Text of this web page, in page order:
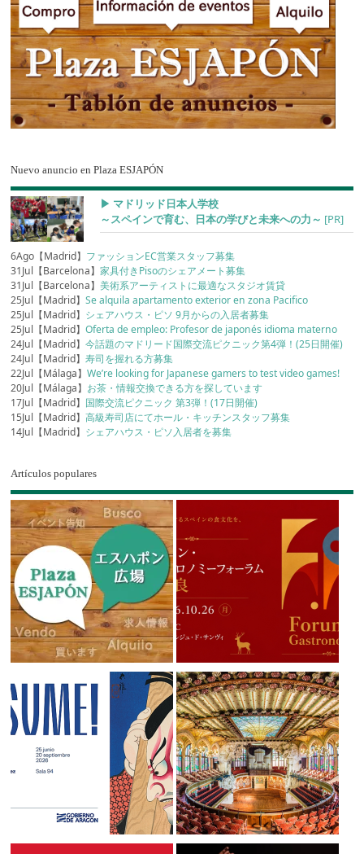
Nuevo anuncio en Plaza ESJAPÓN
▶︎ マドリッド日本人学校
～スペインで育む、日本の学びと未来への力～ [PR]
6Ago【Madrid】 ファッションEC営業スタッフ募集
31Jul【Barcelona】家具付きPisoのシェアメート募集
31Jul【Barcelona】美術系アーティストに最適なスタジオ賃貸
25Jul【Madrid】Se alquila apartamento exterior en zona Pacifico
25Jul【Madrid】 シェアハウス・ピソ 9月からの入居者募集
25Jul【Madrid】Oferta de empleo: Profesor de japonés idioma materno
24Jul【Madrid】今話題のマドリード国際交流ピクニック第4弾！(25日開催)
24Jul【Madrid】寿司を握れる方募集
22Jul【Málaga】We’re looking for Japanese gamers to test video games!
20Jul【Málaga】 お茶・情報交換できる方を探しています
17Jul【Madrid】 国際交流ピクニック 第3弾！(17日開催)
15Jul【Madrid】高級寿司店にてホール・キッチンスタッフ募集
14Jul【Madrid】 シェアハウス・ピソ入居者を募集
Artículos populares